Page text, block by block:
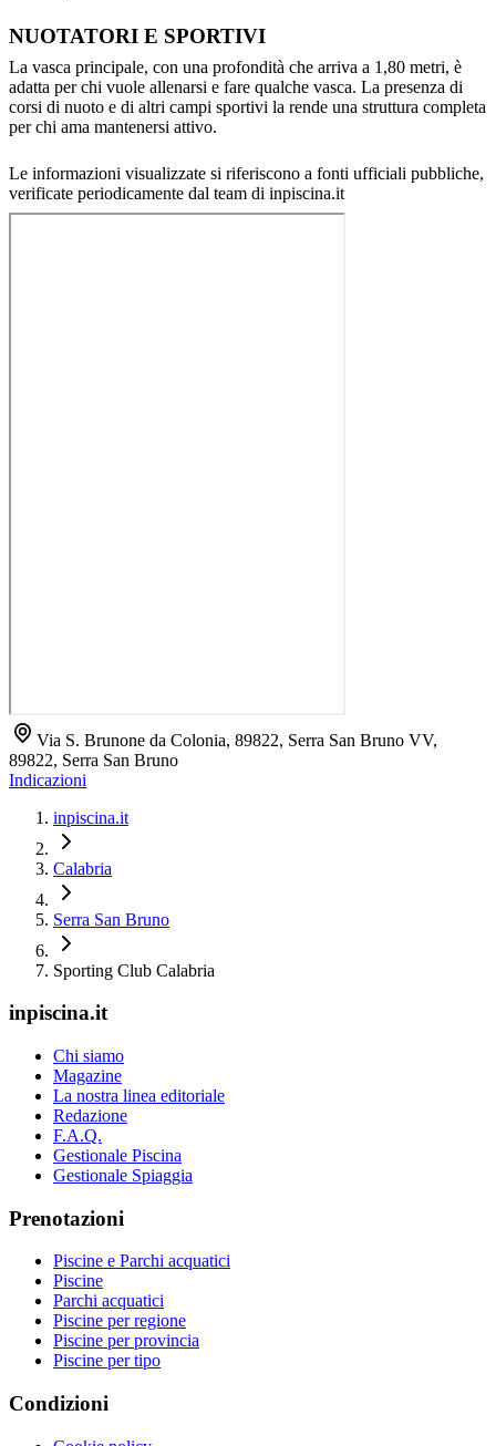
NUOTATORI E SPORTIVI
La vasca principale, con una profondità che arriva a 1,80 metri, è
adatta per chi vuole allenarsi e fare qualche vasca. La presenza di
corsi di nuoto e di altri campi sportivi la rende una struttura completa
per chi ama mantenersi attivo.
Le informazioni visualizzate si riferiscono a fonti ufficiali pubbliche,
verificate periodicamente dal team di inpiscina.it
Via S. Brunone da Colonia, 89822, Serra San Bruno VV,
89822, Serra San Bruno
Indicazioni
inpiscina.it
Calabria
Serra San Bruno
Sporting Club Calabria
inpiscina.it
Chi siamo
Magazine
La nostra linea editoriale
Redazione
F.A.Q.
Gestionale Piscina
Gestionale Spiaggia
Prenotazioni
Piscine e Parchi acquatici
Piscine
Parchi acquatici
Piscine per regione
Piscine per provincia
Piscine per tipo
Condizioni